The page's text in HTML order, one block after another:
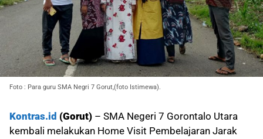
Foto : Para guru SMA Negri 7 Gorut,(foto Istimewa).
Kontras.id (Gorut) – SMA Negeri 7 Gorontalo Utara
kembali melakukan Home Visit Pembelajaran Jarak